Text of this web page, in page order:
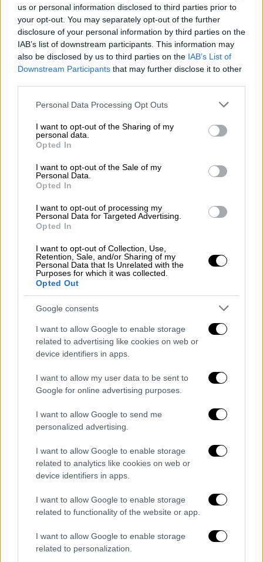
us or personal information disclosed to third parties prior to
your opt-out. You may separately opt-out of the further
disclosure of your personal information by third parties on the
IAB’s list of downstream participants. This information may
also be disclosed by us to third parties on the IAB’s List of
Downstream Participants that may further disclose it to other
Please note that this website/app uses one or more Google
not limited to your visit or usage behaviour. You may click to
grant or deny consent to Google and its third-party tags to
use your data for below specified purposes in below Google
consent section.
Personal Data Processing Opt Outs
I want to opt-out of the Sharing of my
personal data.
Opted In
I want to opt-out of the Sale of my
Personal Data.
Opted In
I want to opt-out of processing my
Personal Data for Targeted Advertising.
Opted In
I want to opt-out of Collection, Use,
Retention, Sale, and/or Sharing of my
Personal Data that Is Unrelated with the
Purposes for which it was collected.
Opted Out
Google consents
I want to allow Google to enable storage
related to advertising like cookies on web or
device identifiers in apps.
I want to allow my user data to be sent to
Google for online advertising purposes.
I want to allow Google to send me
personalized advertising.
I want to allow Google to enable storage
related to analytics like cookies on web or
device identifiers in apps.
I want to allow Google to enable storage
related to functionality of the website or app.
I want to allow Google to enable storage
related to personalization.
Συνάντηση Γεραπετρίτη με Ίσα:
«Παράνομο το τουρκολιβυκό μνημόνιο» -
Στο επίκεντρο οι σχέσεις Αθήνας-
Τρίπολης
ευημερίας»
Πολιτική|17.09.2025 18:37
Επανεκκίνησαν οι διαβουλεύσεις
Ελλάδας-Λιβύης για την οριοθέτηση ΑΟΖ
- Στο προσκήνιο η διμερής συνεργασία
Τι συζητήθηκε στη συνάντηση Γεραπετρίτη